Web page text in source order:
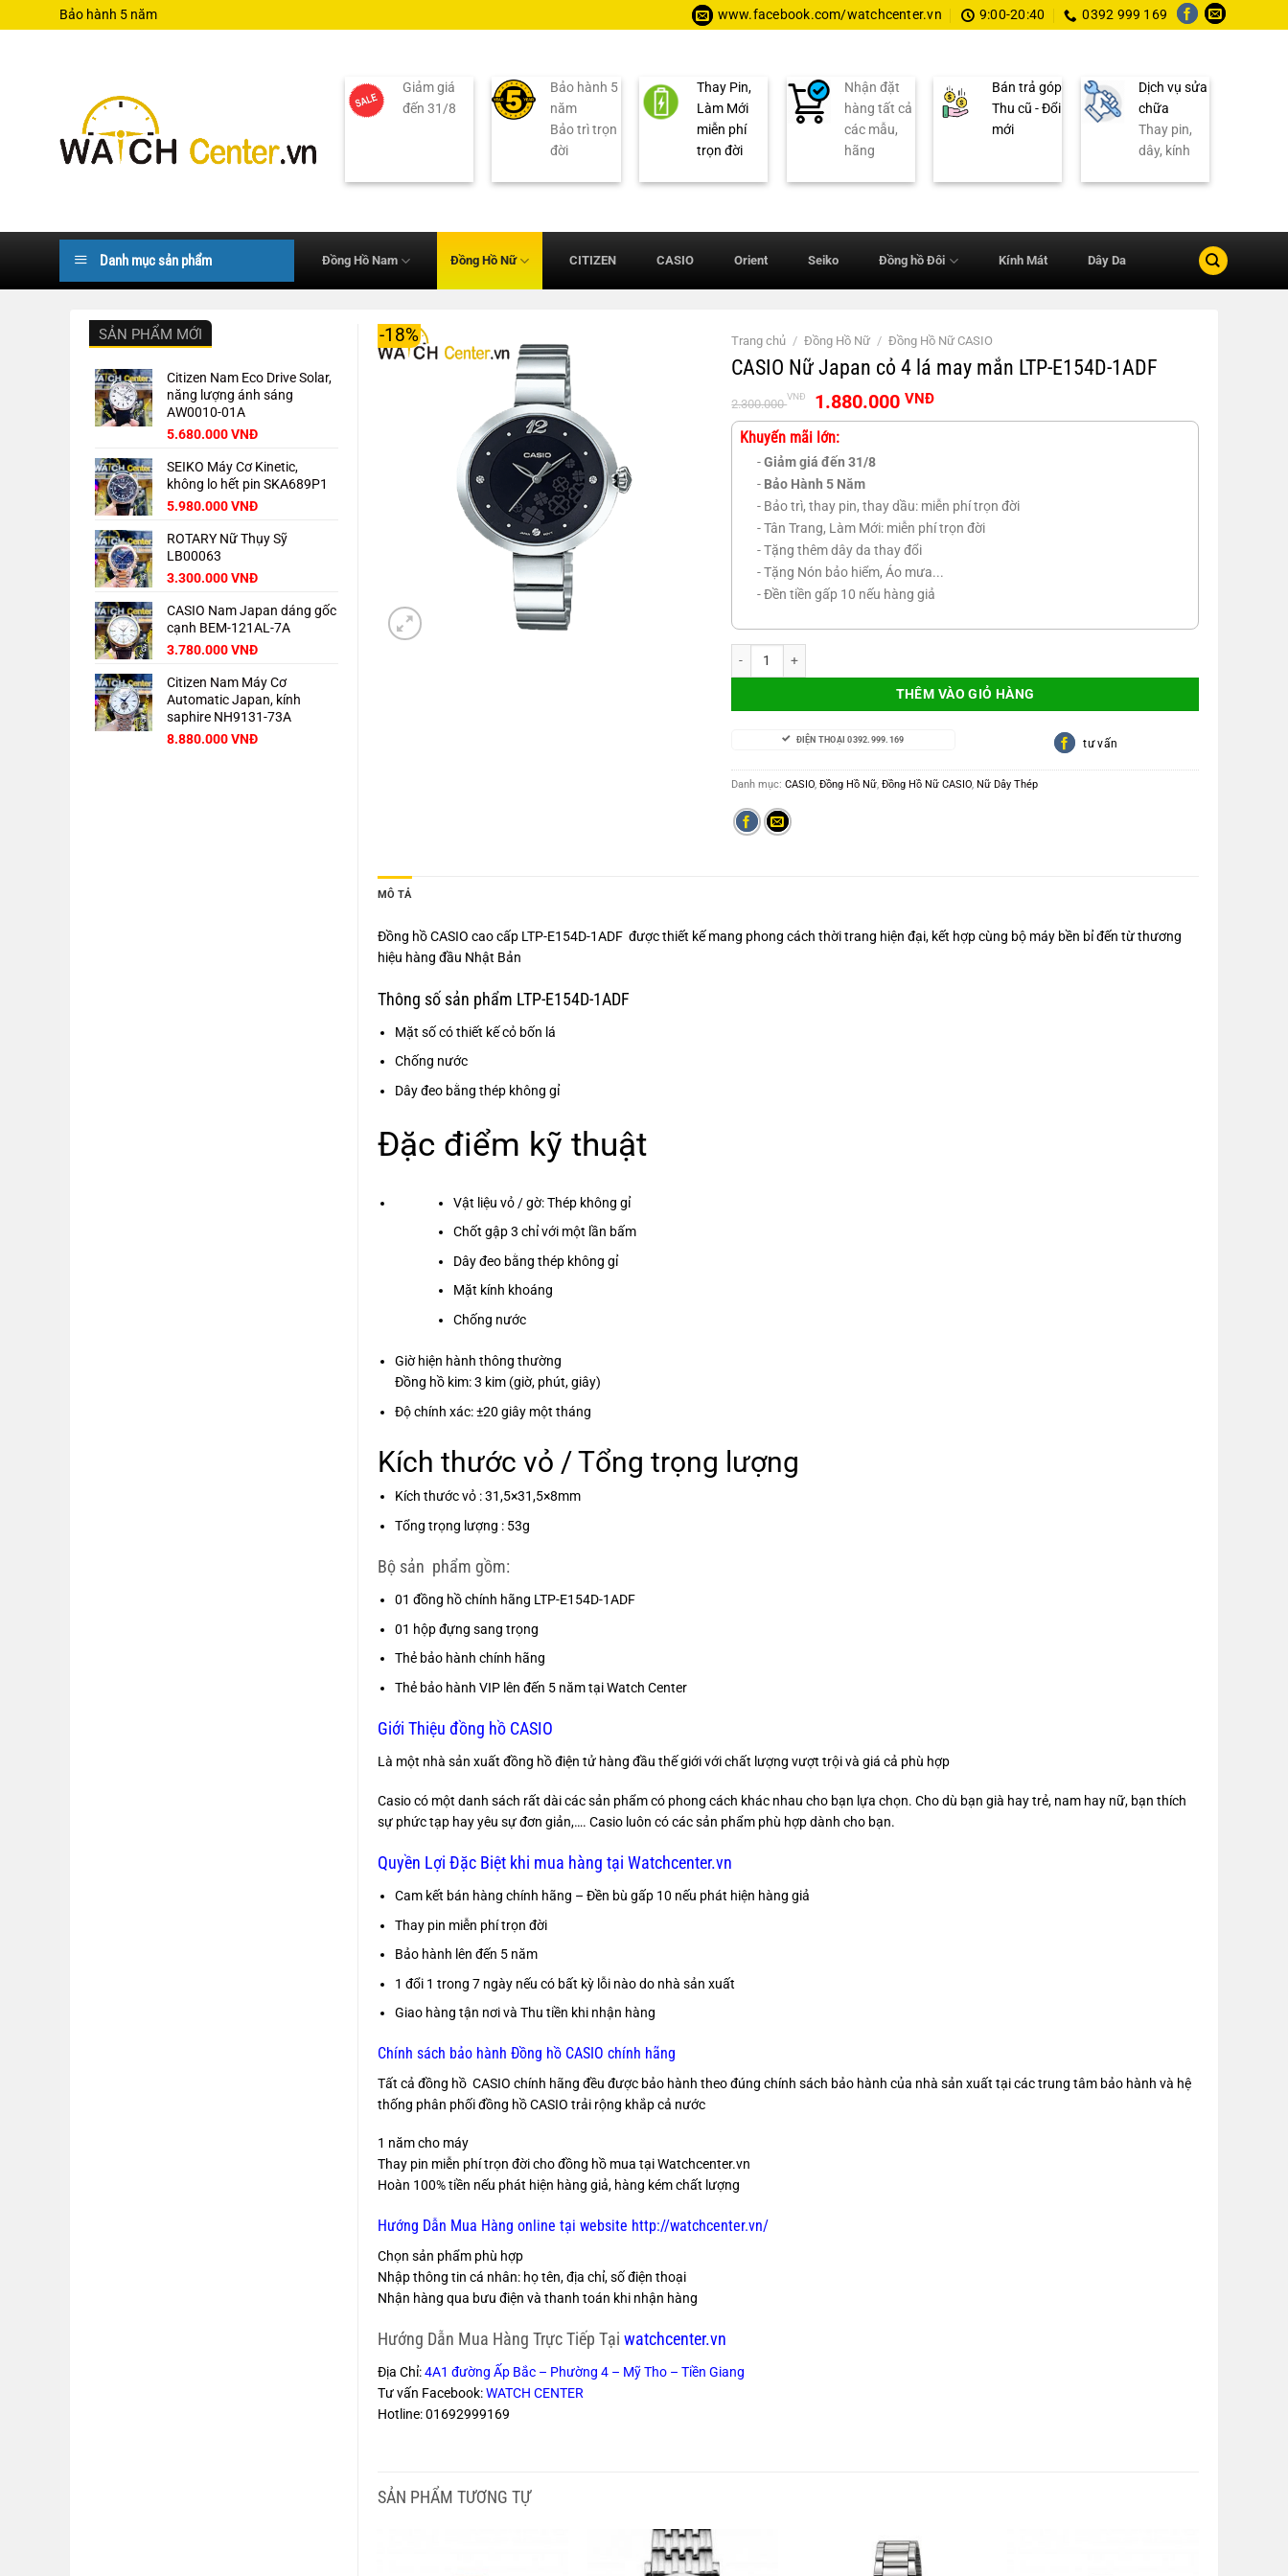
qua
Bảo hành 5 năm www.facebook.com/watchcenter.vn 9:00-20:40 0392 999 169
Giảm giá
đến 31/8
Bảo hành 5
năm
Bảo trì trọn
đời
Thay Pin,
Làm Mới
miễn phí
trọn đời
Nhận đặt
hàng tất cả
các mẫu,
hãng
Bán trả góp
Thu cũ - Đổi
mới
Dịch vụ sửa
chữa
Thay pin,
dây, kính
Danh mục sản phẩm Đồng Hồ Nam Đồng Hồ Nữ CITIZEN CASIO Orient Seiko Đồng hồ Đôi Kính Mát Dây Da
SẢN PHẨM MỚI
Citizen Nam Eco Drive Solar,
năng lượng ánh sáng
AW0010-01A
Giá
là:
8.000.000 VNĐ.
5.680.000VNĐGiá
tại
là:
5.680.000 VNĐ.
SEIKO Máy Cơ Kinetic,
không lo hết pin SKA689P1
Giá
là:
8.000.000 VNĐ.
5.980.000VNĐGiá
tại
5.980.000 VNĐ.
ROTARY Nữ Thụy Sỹ
LB00063
3.300.000VNĐ
CASIO Nam Japan dáng gốc
cạnh BEM-121AL-7A
3.780.000VNĐ
Citizen Nam Máy Cơ
Automatic Japan, kính
saphire NH9131-73A
Giá
8.880.000VNĐGiá
-18% Trang chủ / Đồng Hồ Nữ / Đồng Hồ Nữ CASIO
CASIO Nữ Japan cỏ 4 lá may mắn LTP-E154D-1ADF
2.300.000
VNĐ
Giá
gốc
là:
2.300.000 VNĐ.
1.880.000VNĐGiá
hiện
Khuyến mãi lớn:
-Giảm giá đến 31/8
- Bảo Hành 5 Năm
- Bảo trì, thay pin, thay dầu: miễn phí trọn đời
- Tân Trang, Làm Mới: miễn phí trọn đời
- Tặng thêm dây da thay đổi
- Tặng Nón bảo hiểm, Áo mưa...
- Đền tiền gấp 10 nếu hàng giả
THÊM VÀO GIỎ HÀNG
ĐIỆN THOẠI 0392.999.169 tư vấn
Danh mục:CASIO ,Đồng Hồ Nữ ,Đồng Hồ Nữ CASIO ,Nữ Dây Thép
MÔ TẢ
Đồng hồ CASIO cao cấp LTP-E154D-1ADF được thiết kế mang phong cách thời trang hiện đại, kết hợp cùng bộ máy bền bỉ đến từ thương
hiệu hàng đầu Nhật Bản
Thông số sản phẩm LTP-E154D-1ADF
Mặt số có thiết kế cỏ bốn lá
Chống nước
Dây đeo bằng thép không gỉ
Đặc điểm kỹ thuật
Vật liệu vỏ / gờ: Thép không gỉ
Chốt gập 3 chỉ với một lần bấm
Dây đeo bằng thép không gỉ
Mặt kính khoáng
Chống nước
Giờ hiện hành thông thường
Đồng hồ kim: 3 kim (giờ, phút, giây)
Độ chính xác: ±20 giây một tháng
Kích thước vỏ / Tổng trọng lượng
Kích thước vỏ : 31,5×31,5×8mm
Tổng trọng lượng : 53g
Bộ sản phẩm gồm:
01 đồng hồ chính hãng LTP-E154D-1ADF
01 hộp đựng sang trọng
Thẻ bảo hành chính hãng
Thẻ bảo hành VIP lên đến 5 năm tại Watch Center
Giới Thiệu đồng hồ CASIO
Là một nhà sản xuất đồng hồ điện tử hàng đầu thế giới với chất lượng vượt trội và giá cả phù hợp
Casio có một danh sách rất dài các sản phẩm có phong cách khác nhau cho bạn lựa chọn. Cho dù bạn già hay trẻ, nam hay nữ, bạn thích
sự phức tạp hay yêu sự đơn giản,…. Casio luôn có các sản phẩm phù hợp dành cho bạn.
Quyền Lợi Đặc Biệt khi mua hàng tại Watchcenter.vn
Cam kết bán hàng chính hãng – Đền bù gấp 10 nếu phát hiện hàng giả
Thay pin miễn phí trọn đời
Bảo hành lên đến 5 năm
1 đổi 1 trong 7 ngày nếu có bất kỳ lỗi nào do nhà sản xuất
Giao hàng tận nơi và Thu tiền khi nhận hàng
Chính sách bảo hành Đồng hồ CASIO chính hãng
Tất cả đồng hồ CASIO chính hãng đều được bảo hành theo đúng chính sách bảo hành của nhà sản xuất tại các trung tâm bảo hành và hệ
thống phân phối đồng hồ CASIO trải rộng khắp cả nước
1 năm cho máy
Thay pin miễn phí trọn đời cho đồng hồ mua tại Watchcenter.vn
Hoàn 100% tiền nếu phát hiện hàng giả, hàng kém chất lượng
Hướng Dẫn Mua Hàng online tại website http://watchcenter.vn/
Chọn sản phẩm phù hợp
Nhập thông tin cá nhân: họ tên, địa chỉ, số điện thoại
Nhận hàng qua bưu điện và thanh toán khi nhận hàng
Hướng Dẫn Mua Hàng Trực Tiếp Tại watchcenter.vn
Địa Chỉ:4A1 đường Ấp Bắc – Phường 4 – Mỹ Tho – Tiền Giang
Tư vấn Facebook:WATCH CENTER
Hotline: 01692999169
SẢN PHẨM TƯƠNG TỰ